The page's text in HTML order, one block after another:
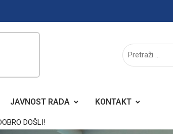
JAVNOST RADA KONTAKT
DOŠLI!